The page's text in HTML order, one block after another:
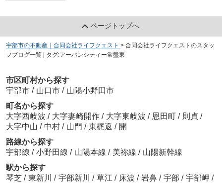
ページトップへ
宇部市の不動産｜合同会社ライフクエスト > 合同会社ライフクエストのスタッ
フブログ一覧 | タグ:アーバンシティー常盤東
市区町村から探す
宇部市 / 山口市 / 山陽小野田市
町名から探す
大字西岐波 / 大字妻崎開作 / 大字東岐波 / 恩田町 / 則貞 /
大字中山 / 中村 / 山門 / 東梶返 / 開
路線から探す
宇部線 / 小野田線 / 山陽本線 / 美祢線 / 山陽新幹線
駅から探す
琴芝 / 東新川 / 宇部新川 / 草江 / 床波 / 岩鼻 / 宇部 / 宇部岬 /